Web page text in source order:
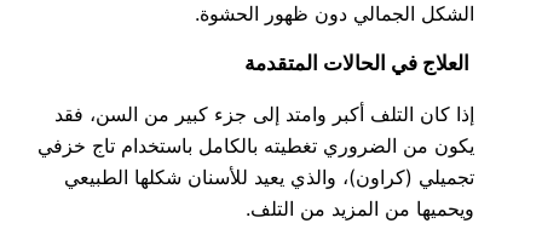
الشكل الجمالي دون ظهور الحشوة.
العلاج في الحالات المتقدمة
إذا كان التلف أكبر وامتد إلى جزء كبير من السن، فقد
يكون من الضروري تغطيته بالكامل باستخدام تاج خزفي
تجميلي (كراون)، والذي يعيد للأسنان شكلها الطبيعي
ويحميها من المزيد من التلف.